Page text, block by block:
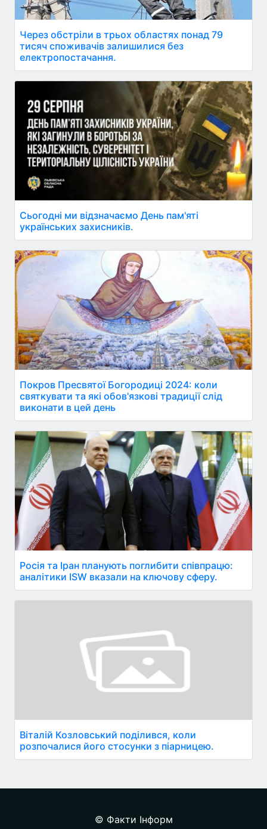
Через обстріли в трьох областях понад 79
тисяч споживачів залишилися без
електропостачання.
Сьогодні ми відзначаємо День пам'яті
українських захисників.
Покров Пресвятої Богородиці 2024: коли
святкувати та які обов'язкові традиції слід
виконати в цей день
Росія та Іран планують поглибити співпрацю:
аналітики ISW вказали на ключову сферу.
Віталій Козловський поділився, коли
розпочалися його стосунки з піарницею.
© Факти Інформ